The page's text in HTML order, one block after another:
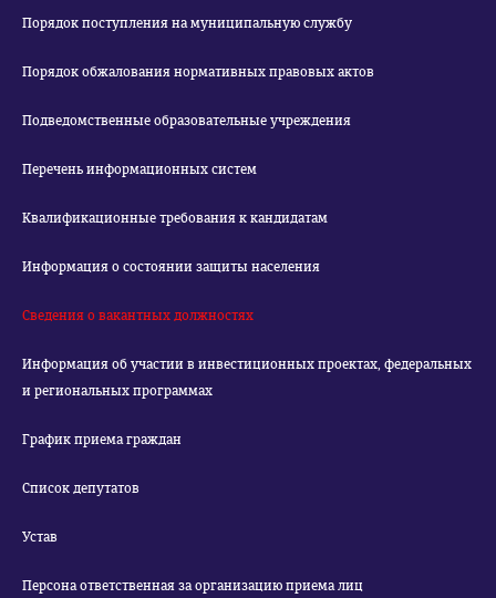
Порядок поступления на муниципальную службу
Порядок обжалования нормативных правовых актов
Подведомственные образовательные учреждения
Перечень информационных систем
Квалификационные требования к кандидатам
Информация о состоянии защиты населения
Сведения о вакантных должностях
Информация об участии в инвестиционных проектах, федеральных
и региональных программах
График приема граждан
Список депутатов
Устав
Персона ответственная за организацию приема лиц